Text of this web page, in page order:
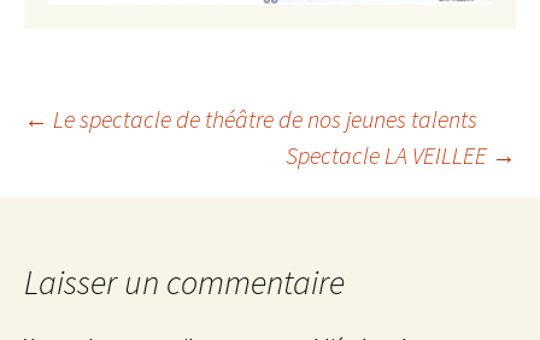
Navigation
des
articles
← Le spectacle de théâtre de nos jeunes talents
Spectacle LA VEILLEE →
Laisser un commentaire